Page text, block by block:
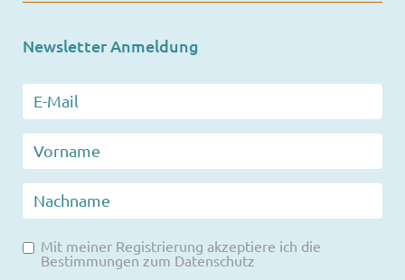
Newsletter Anmeldung
Mit meiner Registrierung akzeptiere ich die
Bestimmungen zum Datenschutz